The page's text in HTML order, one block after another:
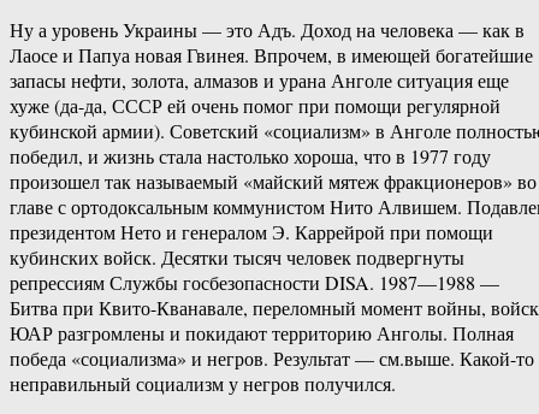
Ну а уровень Украины — это Адъ. Доход на человека — как в
Лаосе и Папуа новая Гвинея. Впрочем, в имеющей богатейшие
запасы нефти, золота, алмазов и урана Анголе ситуация еще
хуже (да-да, СССР ей очень помог при помощи регулярной
кубинской армии). Советский «социализм» в Анголе
победил, и жизнь стала настолько хороша, что в 1977 году
произошел так называемый «майский мятеж фракционеров» во
главе с ортодоксальным коммунистом Нито Алвишем.
президентом Нето и генералом Э. Каррейрой при помощи
кубинских войск. Десятки тысяч человек подвергнуты
репрессиям Службы госбезопасности DISA. 1987—1988 —
Битва при Квито-Кванавале, переломный момент войны,
ЮАР разгромлены и покидают территорию Анголы. Полная
победа «социализма» и негров. Результат — см.выше. Какой-то
неправильный социализм у негров получился.